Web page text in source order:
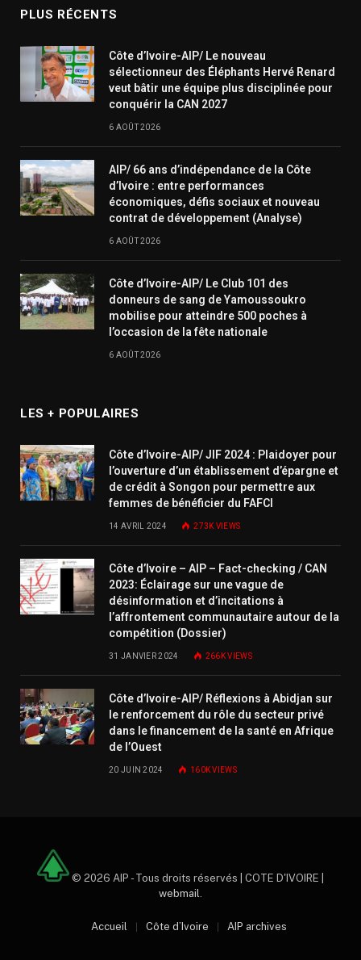
PLUS RÉCENTS
Côte d’Ivoire-AIP/ Le nouveau
sélectionneur des Éléphants Hervé Renard
veut bâtir une équipe plus disciplinée pour
conquérir la CAN 2027
6 AOÛT 2026
AIP/ 66 ans d’indépendance de la Côte
d’Ivoire : entre performances
économiques, défis sociaux et nouveau
contrat de développement (Analyse)
6 AOÛT 2026
Côte d’Ivoire-AIP/ Le Club 101 des
donneurs de sang de Yamoussoukro
mobilise pour atteindre 500 poches à
l’occasion de la fête nationale
6 AOÛT 2026
LES + POPULAIRES
Côte d’Ivoire-AIP/ JIF 2024 : Plaidoyer pour
l’ouverture d’un établissement d’épargne et
de crédit à Songon pour permettre aux
femmes de bénéficier du FAFCI
14 AVRIL 2024 273K VIEWS
Côte d’Ivoire – AIP – Fact-checking / CAN
2023: Éclairage sur une vague de
désinformation et d’incitations à
l’affrontement communautaire autour de la
compétition (Dossier)
31 JANVIER 2024 266KVIEWS
Côte d’Ivoire-AIP/ Réflexions à Abidjan sur
le renforcement du rôle du secteur privé
dans le financement de la santé en Afrique
de l’Ouest
20 JUIN 2024 160KVIEWS
© 2026 AIP - Tous droits réservés | COTE D'IVOIRE |
webmail
Accueil Côte d’Ivoire AIP archives